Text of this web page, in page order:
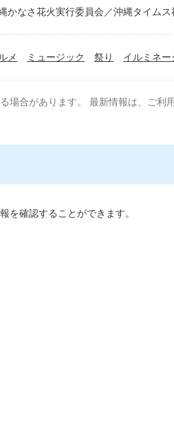
かなさ花火実行委員会／沖縄タイムス
メ ミュージック 祭り イルミネー
場合があります。 最新情報は、ご利
を確認することができます。